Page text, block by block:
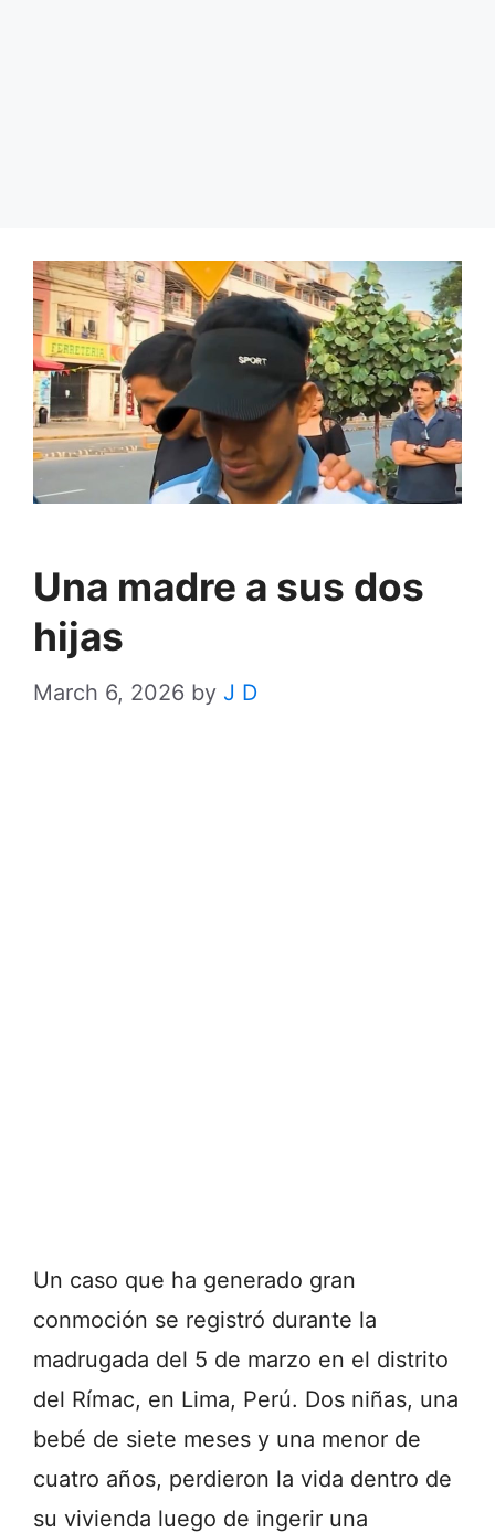
Una madre a sus dos
hijas
March 6, 2026 by J D
Un caso que ha generado gran
conmoción se registró durante la
madrugada del 5 de marzo en el distrito
del Rímac, en Lima, Perú. Dos niñas, una
bebé de siete meses y una menor de
cuatro años, perdieron la vida dentro de
su vivienda luego de ingerir una